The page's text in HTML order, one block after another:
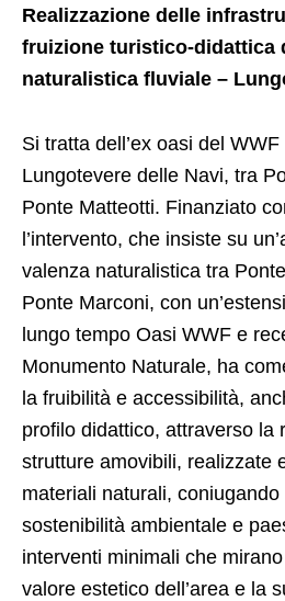
Realizzazione delle
fruizione turistico-didattica
naturalistica fluviale –
Si tratta dell’ex oasi del
Lungotevere delle Navi, tra
Ponte Matteotti. Finanziato
l’intervento, che insiste su
valenza naturalistica tra
Ponte Marconi, con
lungo tempo Oasi WWF e
Monumento Naturale, ha
la fruibilità e accessibilità,
profilo didattico, attraverso la
strutture amovibili, realizzate
materiali naturali, coniugando
sostenibilità ambientale e
interventi minimali che
valore estetico dell’area e la